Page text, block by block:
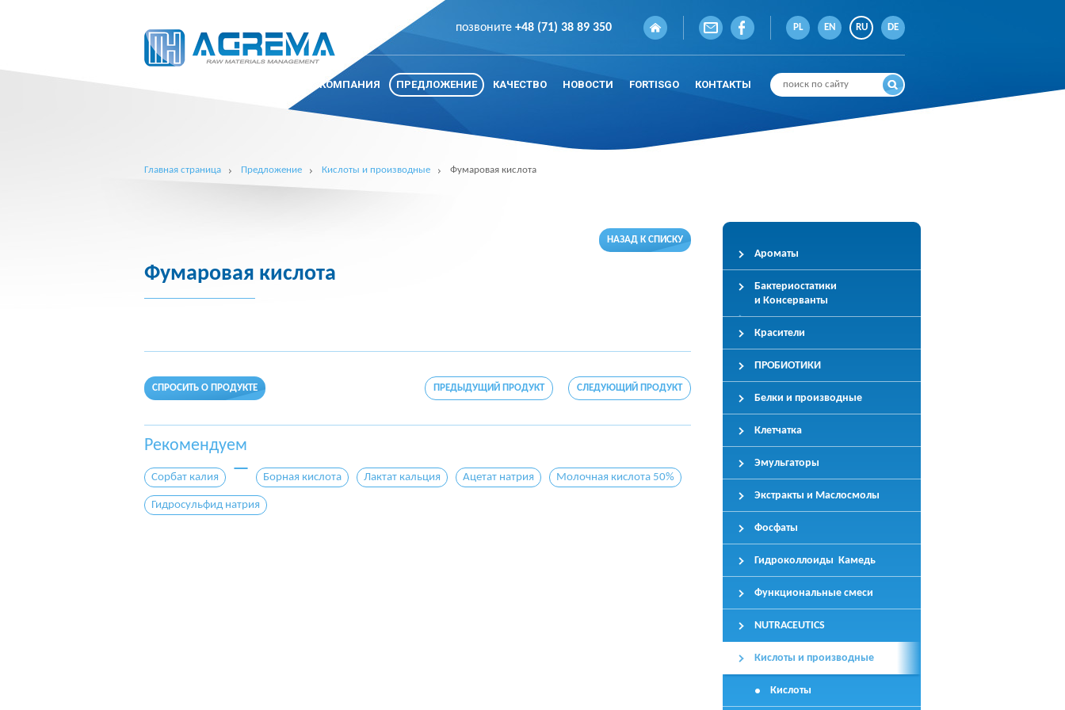
позвоните +48 (71) 38 89 350 PL EN RU DE
КОМПАНИЯ ПРЕДЛОЖЕНИЕ КАЧЕСТВО НОВОСТИ FORTISGO КОНТАКТЫ
Главная страница Предложение Кислоты и производные Фумаровая кислота
Ароматы
Бактериостатики
и Консерванты
Красители
ПРОБИОТИКИ
Белки и производные
Клетчатка
Эмульгаторы
Экстракты и Маслосмолы
Фосфаты
Гидроколлоиды Камедь
Функциональные смеси
NUTRACEUTICS
Кислоты и производные
Кислоты
НАЗАД К СПИСКУ
Фумаровая кислота
СПРОСИТЬ О ПРОДУКТЕ ПРЕДЫДУЩИЙ ПРОДУКТ СЛЕДУЮЩИЙ ПРОДУКТ
Рекомендуем
Сорбат калия Борная кислота Лактат кальция Ацетат натрия Молочная кислота 50%
Гидросульфид натрия